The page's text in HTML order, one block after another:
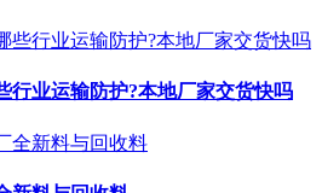
行业运输防护?本地厂家交货快吗